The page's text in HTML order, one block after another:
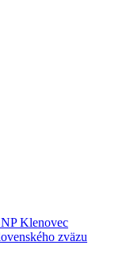
Klenovec
zväzu